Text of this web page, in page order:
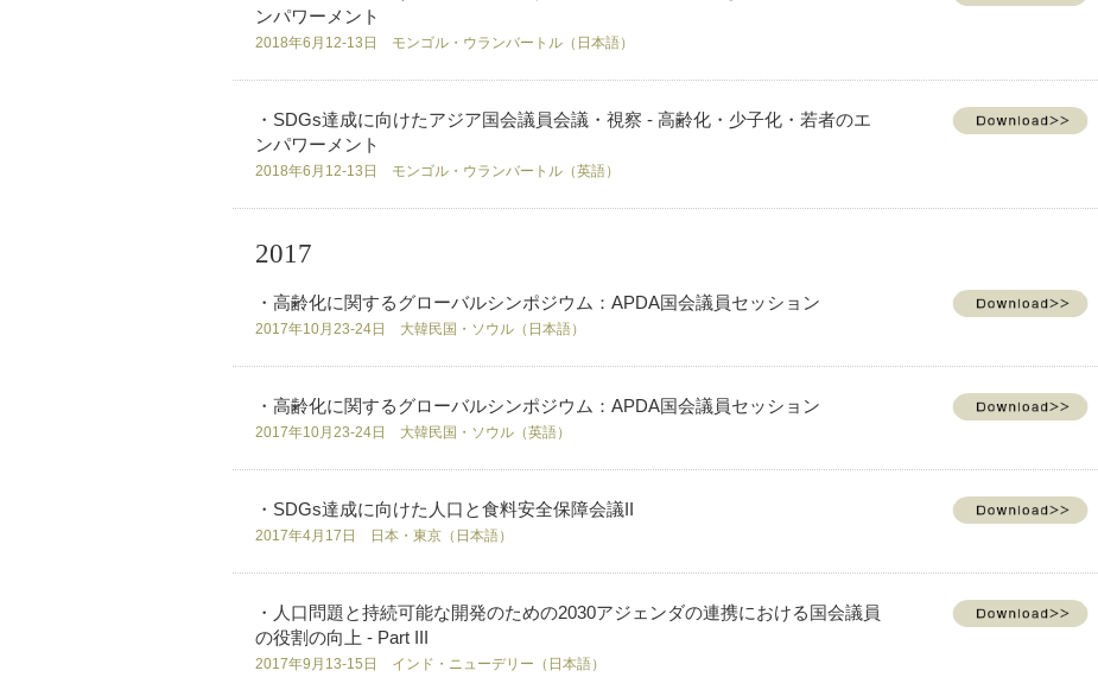
ンパワーメント
2018年6月12-13日 モンゴル・ウランバートル（日本語）
・SDGs達成に向けたアジア国会議員会議・視察 - 高齢化・少子化・若者のエ
ンパワーメント
2018年6月12-13日 モンゴル・ウランバートル（英語）
2017
・高齢化に関するグローバルシンポジウム：APDA国会議員セッション
2017年10月23-24日 大韓民国・ソウル（日本語）
・高齢化に関するグローバルシンポジウム：APDA国会議員セッション
2017年10月23-24日 大韓民国・ソウル（英語）
・SDGs達成に向けた人口と食料安全保障会議II
2017年4月17日 日本・東京（日本語）
・人口問題と持続可能な開発のための2030アジェンダの連携における国会議員
の役割の向上 - Part III
2017年9月13-15日 インド・ニューデリー（日本語）